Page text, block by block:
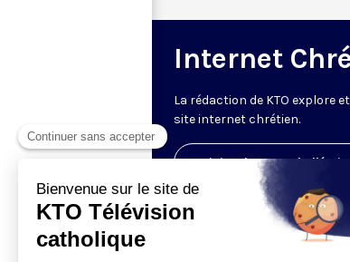
Internet
La rédaction de KTO explore
site internet chrétien.
Visiter la page de